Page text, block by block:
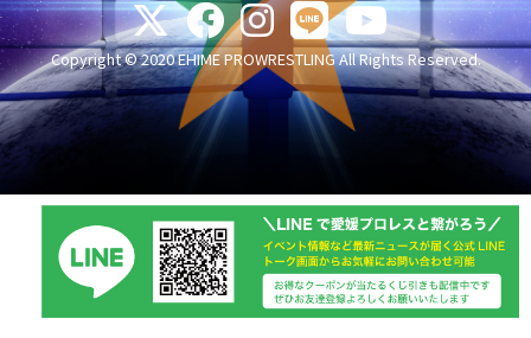
Copyright © 2020 EHIME PROWRESTLING All Rights Reserved.